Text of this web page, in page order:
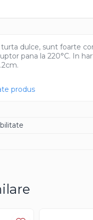
dulce, sunt foarte
pana la 220°C. In
produs